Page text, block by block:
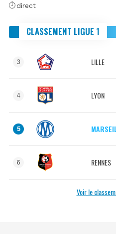
direct
CLASSEMENT LIGUE 1
3 LILLE
4 LYON
5
6 RENNES
Voir le